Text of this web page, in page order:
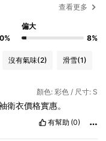
查看更多
偏大
8%
沒有氣味(2) 滑雪(1)
顏色: 彩色 / 尺寸: S
衛衣價格實惠。
有幫助 (0)